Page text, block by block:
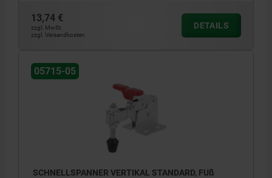
13,74 €
zzgl. MwSt.
zzgl. Versandkosten
DETAILS
05715-05
SCHNELLSPANNER VERTIKAL STANDARD, FUß